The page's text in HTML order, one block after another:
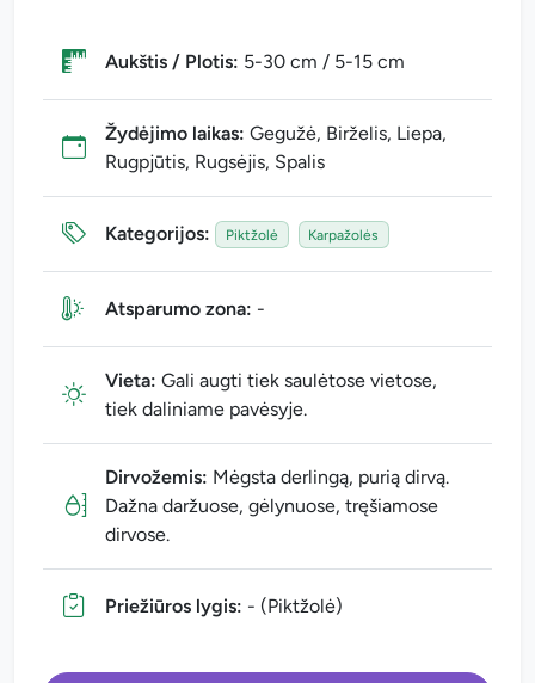
Aukštis / Plotis: 5-30 cm / 5-15 cm
Žydėjimo laikas: Gegužė, Birželis, Liepa,
Rugpjūtis, Rugsėjis, Spalis
Kategorijos: Piktžolė Karpažolės
Atsparumo zona: -
Vieta: Gali augti tiek saulėtose vietose,
tiek daliniame pavėsyje.
Dirvožemis: Mėgsta derlingą, purią dirvą.
Dažna daržuose, gėlynuose, tręšiamose
dirvose.
Priežiūros lygis: - (Piktžolė)